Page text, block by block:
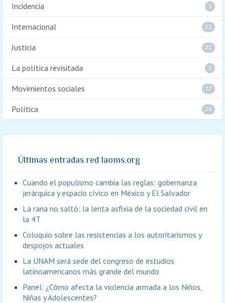
Incidencia 1
Internacional 21
Justicia 21
La política revisitada 2
Movimientos sociales 77
Política 26
Últimas entradas red laoms.org
Cuando el populismo cambia las reglas: gobernanza
jerárquica y espacio cívico en México y El Salvador
La rana no saltó: la lenta asfixia de la sociedad civil en
la 4T
Coloquio sobre las resistencias a los autoritarismos y
despojos actuales
La UNAM será sede del congreso de estudios
latinoamericanos más grande del mundo
Panel: ¿Cómo afecta la violencia armada a los Niños,
Niñas y Adolescentes?